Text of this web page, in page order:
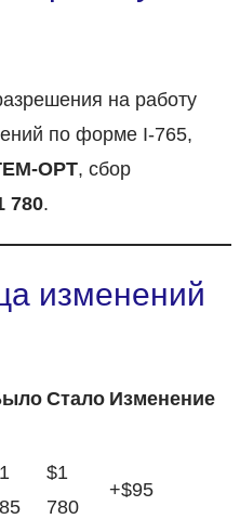
на работу
по форме I-765,
OPT, сбор
780.
изменений
Стало Изменение
$1
780
+$95